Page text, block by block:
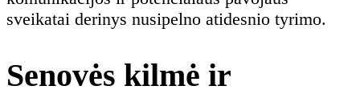
sveikatai derinys nusipelno atidesnio tyrimo.
Senovės kilmė ir